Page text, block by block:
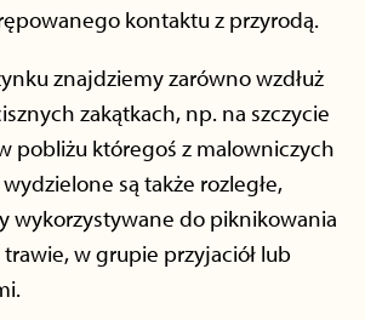
kontaktu z przyrodą.
znajdziemy zarówno wzdłuż
zakątkach, np. na szczycie
pobliżu któregoś z malowniczych
są także rozległe,
wykorzystywane do piknikowania
w grupie przyjaciół lub